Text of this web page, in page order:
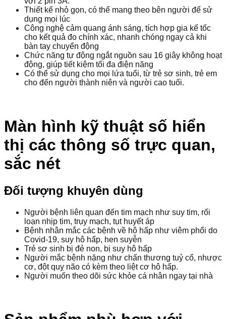
Thiết kế nhỏ gọn, có thể mang theo bên người để sử
dụng mọi lúc
Công nghệ cảm quang ánh sáng, tích hợp gia kế tốc
cho kết quả đo chính xác, nhanh chóng ngay cả khi
bàn tay chuyển động
Chức năng tự động ngắt nguồn sau 16 giây không hoạt
động, giúp tiết kiệm tối đa điện năng
Có thể sử dụng cho mọi lứa tuổi, từ trẻ sơ sinh, trẻ em
cho đến người thành niên và người cao tuối.
Màn hình kỹ thuật số hiển
thị các thông số trực quan,
sắc nét
Đối tượng khuyên dùng
Người bệnh liên quan đến tim mạch như suy tim, rối
loạn nhịp tim, trụy mạch, tụt huyết áp
Bệnh nhân mắc các bệnh về hô hấp như viêm phổi do
Covid-19, suy hô hấp, hen suyễn
Trẻ sơ sinh bị đẻ non, bị suy hô hấp
Người mắc bệnh nặng như chấn thương tuỷ cổ, nhược
cơ, đột quỵ não có kèm theo liệt cơ hô hấp.
Người muốn theo dõi sức khỏe cá nhân ngay tại nhà